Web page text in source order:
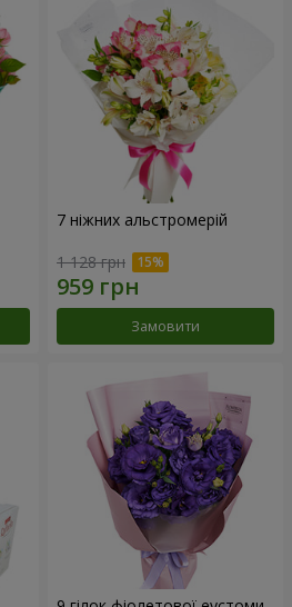
7 ніжних альстромерій
1 128 грн
Замовити